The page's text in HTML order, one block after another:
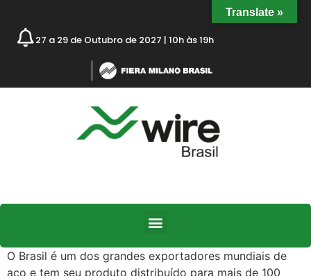
27 a 29 de Outubro de 2027 | 10h às 19h
O Brasil é um dos grandes exportadores mundiais de
aço e tem seu produto distribuído para mais de 100
Translate »